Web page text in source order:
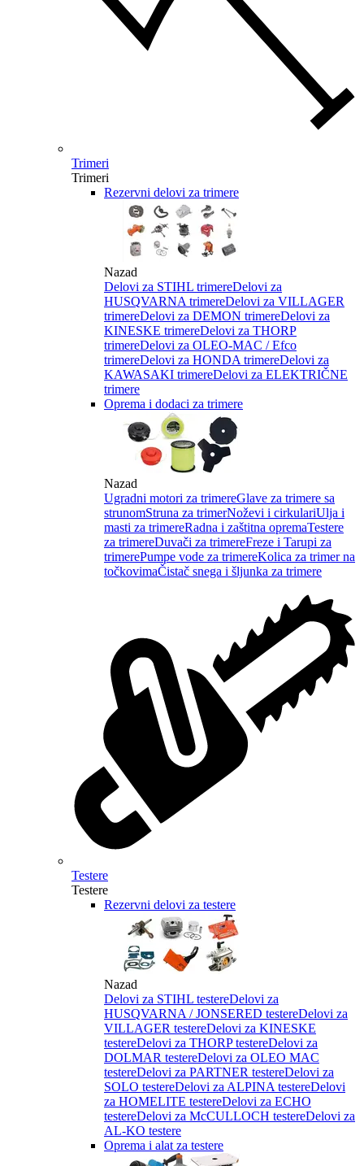
Trimeri
Trimeri
Rezervni delovi za trimere
Nazad
Delovi za STIHL trimereDelovi za
HUSQVARNA trimereDelovi za VILLAGER
trimereDelovi za DEMON trimereDelovi za
KINESKE trimereDelovi za THORP
trimereDelovi za OLEO-MAC / Efco
trimereDelovi za HONDA trimereDelovi za
KAWASAKI trimereDelovi za ELEKTRIČNE
trimere
Oprema i dodaci za trimere
Nazad
Ugradni motori za trimereGlave za trimere sa
strunomStruna za trimerNoževi i cirkulariUlja i
masti za trimereRadna i zaštitna opremaTestere
za trimereDuvači za trimereFreze i Tarupi za
trimerePumpe vode za trimereKolica za trimer na
točkovimaČistač snega i šljunka za trimere
Testere
Testere
Rezervni delovi za testere
Nazad
Delovi za STIHL testereDelovi za
HUSQVARNA / JONSERED testereDelovi za
VILLAGER testereDelovi za KINESKE
testereDelovi za THORP testereDelovi za
DOLMAR testereDelovi za OLEO MAC
testereDelovi za PARTNER testereDelovi za
SOLO testereDelovi za ALPINA testereDelovi
za HOMELITE testereDelovi za ECHO
testereDelovi za McCULLOCH testereDelovi za
AL-KO testere
Oprema i alat za testere